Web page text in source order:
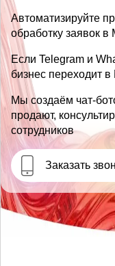
Автоматизируйте
обработку заявок
Если Telegram и
бизнес переходит
Мы создаём чат-
продают,
сотрудников
Заказать